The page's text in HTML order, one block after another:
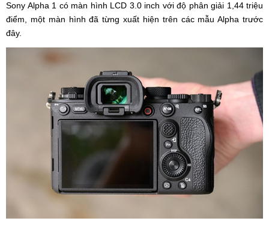
Sony Alpha 1 có màn hình LCD 3.0 inch với độ phân giải 1,44 triệu
điểm, một màn hình đã từng xuất hiện trên các mẫu Alpha trước
đây.